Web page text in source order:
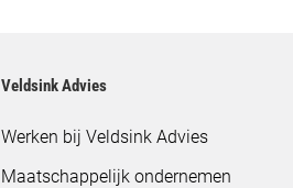
Veldsink Advies
Werken bij Veldsink Advies
Maatschappelijk ondernemen